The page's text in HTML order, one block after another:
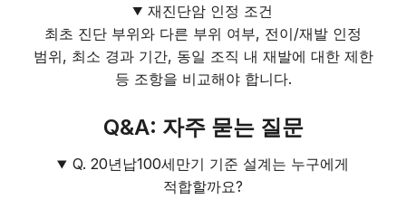
재진단암 인정 조건
최초 진단 부위와 다른 부위 여부, 전이/재발 인정
범위, 최소 경과 기간, 동일 조직 내 재발에 대한 제한
등 조항을 비교해야 합니다.
Q&A: 자주 묻는 질문
Q. 20년납100세만기 기준 설계는 누구에게
적합할까요?